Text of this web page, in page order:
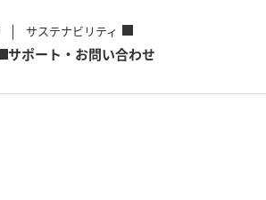
サステナビリティ
サポート・お問い合わせ